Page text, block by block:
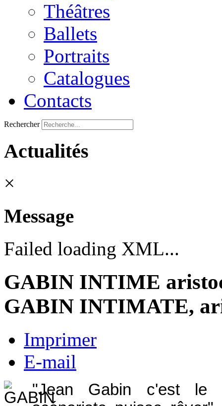
Théâtres
Ballets
Portraits
Catalogues
Contacts
Rechercher
Actualités
×
Message
Failed loading XML...
GABIN INTIME
GABIN INTIMATE,
Imprimer
E-mail
"Jean Gabin c'est le